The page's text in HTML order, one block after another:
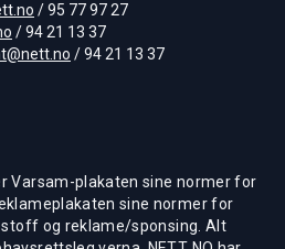
/ 95 77 97 27
/ 94 21 13 37
/ 94 21 13 37
Varsam-plakaten sine normer for
sine normer for
og reklame/sponsing. Alt